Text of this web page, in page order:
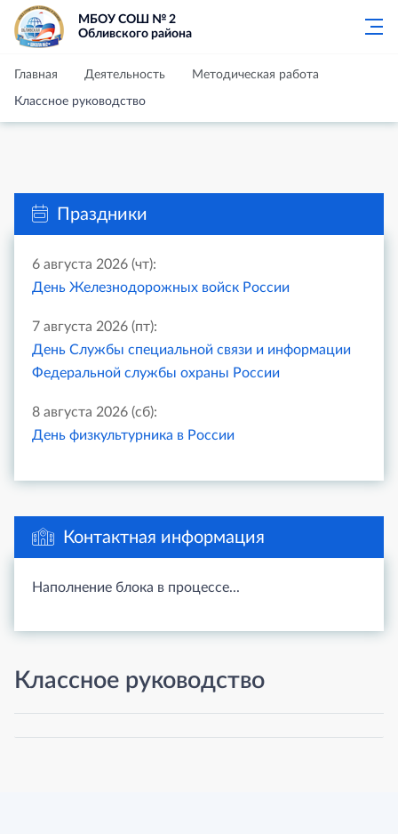
МБОУ СОШ № 2
Обливского района
Главная Деятельность Методическая работа
Классное руководство
Праздники
6 августа 2026 (чт):
День Железнодорожных войск России
7 августа 2026 (пт):
День Службы специальной связи и информации
Федеральной службы охраны России
8 августа 2026 (сб):
День физкультурника в России
Контактная информация
Наполнение блока в процессе...
Классное руководство